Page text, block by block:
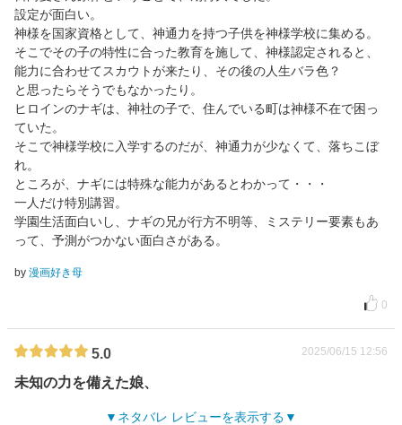
設定が面白い。
神様を国家資格として、神通力を持つ子供を神様学校に集める。
そこでその子の特性に合った教育を施して、神様認定されると、
能力に合わせてスカウトが来たり、その後の人生バラ色？
と思ったらそうでもなかったり。
ヒロインのナギは、神社の子で、住んでいる町は神様不在で困っ
ていた。
そこで神様学校に入学するのだが、神通力が少なくて、落ちこぼ
れ。
ところが、ナギには特殊な能力があるとわかって・・・
一人だけ特別講習。
学園生活面白いし、ナギの兄が行方不明等、ミステリー要素もあ
って、予測がつかない面白さがある。
by 漫画好き母
0
5.0 2025/06/15 12:56
未知の力を備えた娘、
ネタバレ レビューを表示する